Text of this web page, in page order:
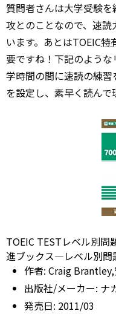
質問者さんは大学受験
攻とのことなので、速
います。あとはTOEIC特
要ですね！下記のよう
学時間の間に速読の練
を設定し、素早く読んで
TOEIC TESTレベル別問
進ブックス―レベル別問
作者: Craig
出版社/メーカー: ナ
発売日: 2011/03